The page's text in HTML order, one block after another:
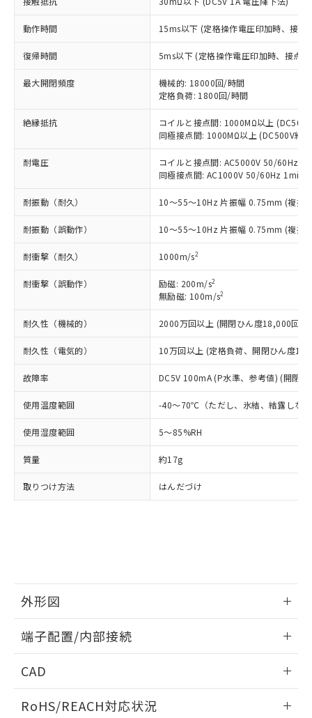
動作時間 15ms以下 (定格操作電圧印加時、接点
復帰時間 5ms以下 (定格操作電圧印加時、接点
最大開閉頻度
機械的: 18000回/時間
定格負荷: 1800回/時間
絶縁抵抗
コイルと接点間: 1000MΩ以上
同極接点間: 1000MΩ以上 (DC500V絶
耐電圧
コイルと接点間: AC5000V 50/60Hz
同極接点間: AC1000V 50/60Hz 1min
耐振動（耐久） 10～55～10Hz 片振幅 0.75mm (複振
耐振動（誤動作） 10～55～10Hz 片振幅 0.75mm (複振
耐衝撃（耐久） 1000m/s2
耐衝撃（誤動作） 励磁: 200m/s2
無励磁: 100m/s2
耐久性（機械的） 2000万回以上 (開閉ひん度18,000回/h)
耐久性（電気的） 10万回以上 (定格負荷、開閉ひん度
故障率 DC5V 100mA (P水準、参考値) (開閉
使用温度範囲 -40～70℃（ただし、氷結、結露しな
使用湿度範囲 5～85%RH
質量 約17g
取りつけ方法 はんだづけ
外形図
外形図
端子配置/内部接続
端子配置/内部接続
CAD
ドすることができます。
RoHS/REACH対応状況
本サービスは、当社制御機器事業取扱
商品の当社在庫状況および標準価格
(税抜)を提供させていただくもので
当社制御機器事業取扱商品の中には、
本サービスの対象外となる商品もある
ことをご了承ください。
在庫状況および標準価格照会結果は、
記載している更新日時点での社内デー
タに基づき作成されるものであり、閲
覧された時点での実際の在庫および標
準価格とは異なる場合があることをご
正式な納期状況および標準価格はお客
様のお取引先、またはお客様担当のオ
ムロン制御機器販売店・当社販売員に
ご相談ください。
オムロン制御機器販売店や当社販売拠
点は「
販売ネットワーク
」をご確認
在庫状況および標準価格結果を当社の
事前の承諾なく第三者に漏洩または開
示しないようお願いします。
マイパーツ機能（部品リスト作成サー
ビス）をご利用いただくには、I-Web
メンバーズにご登録されている必要が
お客様が当ウェブサイト上で当社にご
登録された部品リストについて、当社
および当社の共同利用者が、当社の製
品・サービスに関するお客様との取
をご了承ください。
定はありません。
調査・確認中：EU RoHS指令（10物質）の
非含有の対応状況を調査中または確認中の
非該当品：ライセンス料など無形物で、有
害物質有無と関係のない商品です。
仕入先様の事情により、非含有部品として
いたものが、含有品と判明した場合などや
むを得ず変更することがあります。
*EU RoHS指令（10物質）：
鉛(Pb) 1000ppm以下、 水銀(Hg) 1000ppm以下、 カド
六価クロム(Cr(Ⅵ)) 1000ppm以下、ポリ臭化ビフェニル
類(PBB) 1000ppm以下、ポリ臭化ジフェニルエーテル類
(PBDE) 1000ppm以下、フタル酸ビス(2-エチルヘキシ
ルベンジル（BBP） 1000ppm以下、フタル酸ジブチル
（DBP） 1000ppm以下、フタル酸ジイソブチル
但し、RoHS指令で産業用監視および制御機器に対する
適用除外項目は除く。
図的な使用がないことを確認しています。
※2 対応予定月
部品在庫の切り替え状況などにより、予定
※3 非含有証明書ダウンロード
下記の非含有証明書をダウンロードするこ
EU RoHS指令（10物質）の非含有証明書
荷製品に未対応品が混在することから備考
欄に対応日を記載しておりました。
既に当社にて対応品への在庫切替を完了
していることから、特段のことがない限
※1 中国RoHS○×表
「○」：最大均質材料含有率が中国RoHSの
基準値以下であることを示します。
「×」：最大均質材料含有率が中国RoHSの
基準値を超えていることを示します。
「－」：未確認です。当社販売部門へお問
*中国RoHS10物質の基準値 (GB/T26572)：
Pb(鉛) :1000ppm、 Hg(水銀) : 1000ppm、 Cd(カドミウ
ニル類) : 1000ppm、 PBDEs(ポリ臭化ジフェニルエーテ
DBP(フタル酸ジブチル) : 1000ppm、 DIBP(フタル酸ジ
イソブチル) : 1000ppm、 BBP(フタル酸ブチルベンジ
DEHP(フタル酸ビス(2-エチルヘキシル)) : 1000ppm
※2 環境保護使用期限
「ｅ」：有害物質（10物質）のすべてが基
準値以下であることを示します。
「10」：通常の使用状況下において有害物
及ぼさない年数を意味します。
「－」：未確認です。当社販売部門へお問
い合わせください。
当社は、これら貴社製品のうち、外国
為替および外国貿易法に定める商品
（以下｢規制貨物等」という）を輸出
または国外への提供する場合は、日本
国政府の輸出許可(または役務取引許
可)を取得するなどの必要な手続きを
当社は規制貨物を破棄する場合は、完
全に破砕するなど、違法に輸出されな
いよう必要な手段を講じます。
当社は貴社製品を、核兵器、ミサイ
ル、化学兵器、生物兵器またはその他
武器並びにこれらの製造装置等に一切
使用いたしません。
当社は、貴社製品を第三者に販売する
場合は、上記1、2および3の内容を当
販売先および販売に係わる関係者が違
法に輸出するおそれがある場合は、取
キャンセル
○ 一定数以上の在庫あり
△ 一定数には満たないが在庫あり
在庫なし(最新の在庫状況につ
いては、お客様のお取引先、ま
たはお客様担当のオムロン制御
受注生産機種、また在庫状況の
情報を公開していない機種